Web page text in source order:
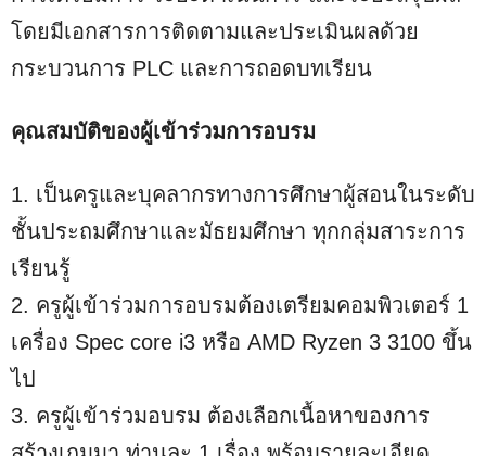
โดยมีเอกสารการติดตามและประเมินผลด้วย
กระบวนการ PLC และการถอดบทเรียน
คุณสมบัติของผู้เข้าร่วมการอบรม
1. เป็นครูและบุคลากรทางการศึกษาผู้สอนในระดับ
ชั้นประถมศึกษาและมัธยมศึกษา ทุกกลุ่มสาระการ
เรียนรู้
2. ครูผู้เข้าร่วมการอบรมต้องเตรียมคอมพิวเตอร์ 1
เครื่อง Spec core i3 หรือ AMD Ryzen 3 3100 ขึ้น
ไป
3. ครูผู้เข้าร่วมอบรม ต้องเลือกเนื้อหาของการ